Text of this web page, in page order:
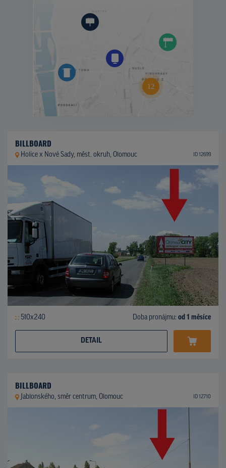
BILLBOARD
Holice x Nové Sady, měst. okruh, Olomouc ID 12699
510x240 Doba pronájmu: od 1 měsíce
DETAIL
BILLBOARD
Jablonského, směr centrum, Olomouc ID 12710